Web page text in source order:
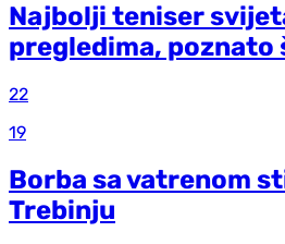
Najbolji teniser
pregledima, poznato
22
19
Borba sa vatrenom
Trebinju